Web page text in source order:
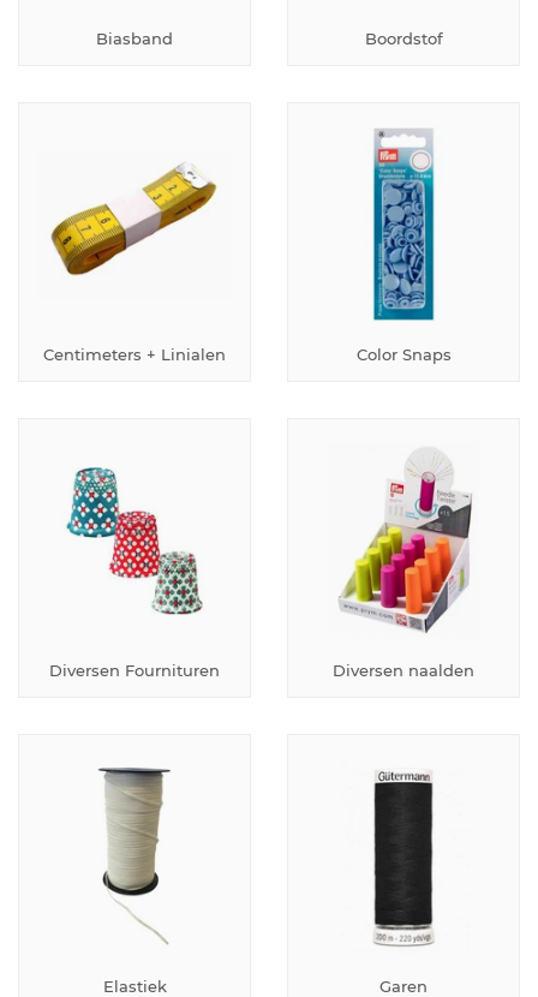
Biasband Boordstof
Centimeters + Linialen Color Snaps
Diversen Fournituren Diversen naalden
Elastiek Garen